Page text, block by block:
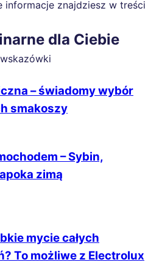
informacje znajdziesz w treści
dla Ciebie
– świadomy wybór
smakoszy
– Sybin,
zimą
mycie całych
To możliwe z Electrolux